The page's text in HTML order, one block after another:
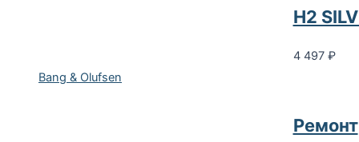
Bang & Olufsen
H2
4 497 ₽
Ремонт